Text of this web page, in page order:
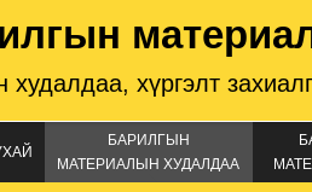
худалдаа, хүргэлт
БАРИЛГЫН
МАТЕРИАЛЫН ХУДАЛДАА